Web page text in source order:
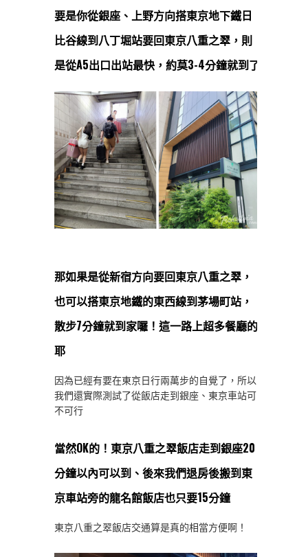
要是你從銀座、上野方向搭東京地下鐵日
比谷線到八丁堀站要回東京八重之翠，則
是從A5出口出站最快，約莫3-4分鐘就到了
那如果是從新宿方向要回東京八重之翠，
也可以搭東京地鐵的東西線到茅場町站，
散步7分鐘就到家囉！這一路上超多餐廳的
耶
因為已經有要在東京日行兩萬步的自覺了，所以
我們還實際測試了從飯店走到銀座、東京車站可
不可行
當然OK的！東京八重之翠飯店走到銀座20
分鐘以內可以到、後來我們退房後搬到東
京車站旁的龍名館飯店也只要15分鐘
東京八重之翠飯店交通算是真的相當方便啊！